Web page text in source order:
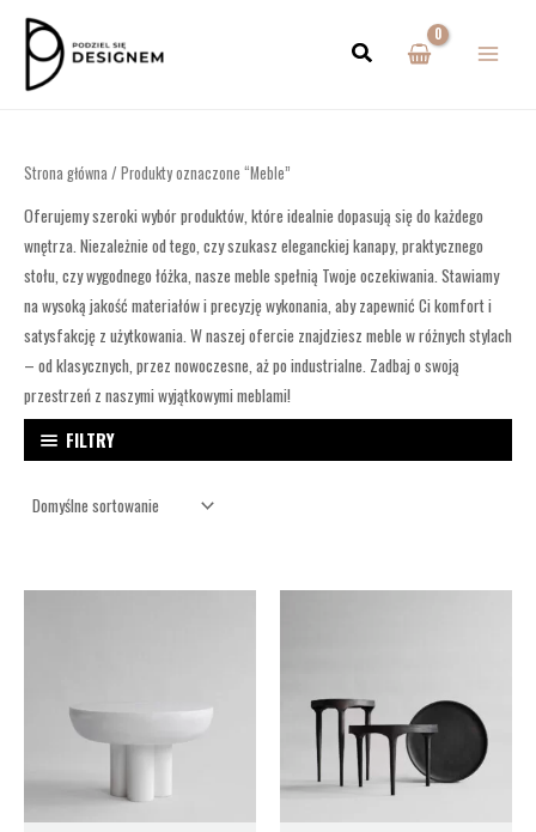
Przejdź
MENU
Strona główna / Produkty oznaczone “Meble”
Oferujemy szeroki wybór produktów, które idealnie dopasują się do każdego
wnętrza. Niezależnie od tego, czy szukasz eleganckiej kanapy, praktycznego
stołu, czy wygodnego łóżka, nasze meble spełnią Twoje oczekiwania. Stawiamy
na wysoką jakość materiałów i precyzję wykonania, aby zapewnić Ci komfort i
satysfakcję z użytkowania. W naszej ofercie znajdziesz meble w różnych stylach
– od klasycznych, przez nowoczesne, aż po industrialne. Zadbaj o swoją
przestrzeń z naszymi wyjątkowymi meblami!
FILTRY